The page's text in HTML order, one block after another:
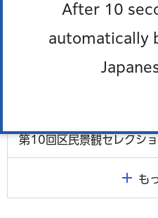
After 10
automatically
を開催します！
港区 × 熱中症予防声かけ
策シンポジウム2026を開催
第10回区民景観セレクシ
も